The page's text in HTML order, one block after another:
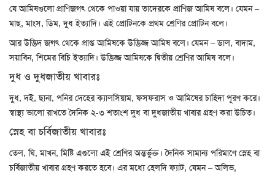
যে আমিষগুলো প্রাণিজগৎ থেকে পাওয়া যায় তাদেরকে প্রাণিজ আমিষ বলে। যেমন –
মাছ, মাংস, ডিম, দুধ ইত্যাদি। এই প্রোটিনকে প্রথম শ্রেণির প্রোটিন বলে।
আর উদ্ভিদ জগৎ থেকে প্রাপ্ত আমিষকে উদ্ভিজ্জ আমিষ বলে। যেমন – ডাল, বাদাম,
সয়াবিন, শিমের বিচি ইত্যাদি। উদ্ভিজ্জ আমিষকে দ্বিতীয় শ্রেণির আমিষ বলে।
দুধ ও দুধজাতীয় খাবারঃ
দুধ, দই, ছানা, পনির দেহের ক্যালসিয়াম, ফসফরাস ও আমিষের চাহিদা পূরণ করে।
স্বাস্থ্য ভালো রাখতে দৈনিক ২-৩ শতাংশ দুধ বা দুধজাতীয় খাবার গ্রহণ করা উচিত।
স্নেহ বা চর্বিজাতীয় খাবারঃ
তেল, ঘি, মাখন, মিষ্টি এগুলো এই শ্রেণির অন্তর্ভুক্ত। দৈনিক সামান্য পরিমাণে স্নেহ বা
চর্বিজাতীয় খাবার গ্রহণ করতে হবে। এর মধ্যে হেলদি ফ্যাট, যেমন – অলিভ,